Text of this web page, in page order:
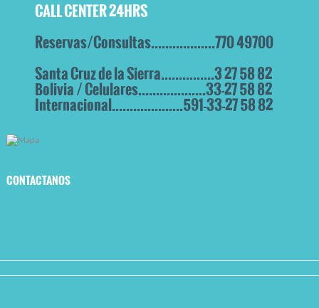
CALL CENTER 24HRS
Reservas/Consultas..................770 49700
Santa Cruz de la Sierra...............3 27 58 82
Bolivia / Celulares...................33-27 58 82
Internacional....................591-33-27 58 82
CONTACTANOS